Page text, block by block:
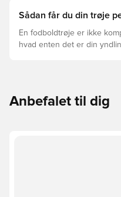
Sådan får du din trøje
En fodboldtrøje er ikke
hvad enten det er din
Anbefalet til dig